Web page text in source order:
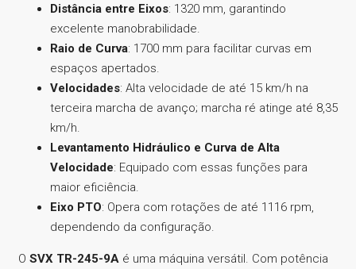
Distância entre Eixos: 1320 mm, garantindo
excelente manobrabilidade.
Raio de Curva: 1700 mm para facilitar curvas em
espaços apertados.
Velocidades: Alta velocidade de até 15 km/h na
terceira marcha de avanço; marcha ré atinge até 8,35
km/h.
Levantamento Hidráulico e Curva de Alta
Velocidade: Equipado com essas funções para
maior eficiência.
Eixo PTO: Opera com rotações de até 1116 rpm,
dependendo da configuração.
O SVX TR-245-9A é uma máquina versátil. Com potência